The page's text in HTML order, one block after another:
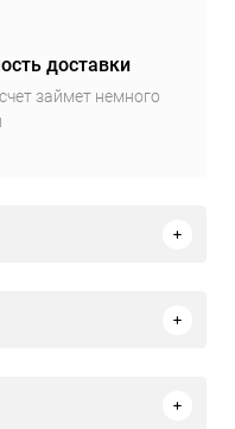
доставки
займет немного